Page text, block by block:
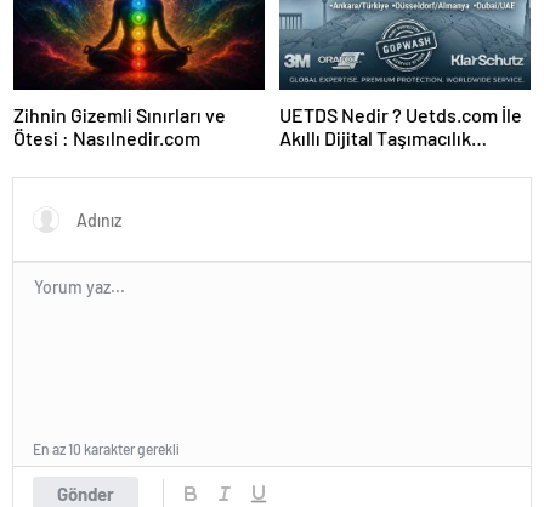
Zihnin Gizemli Sınırları ve
Ötesi : Nasılnedir.com
UETDS Nedir ? Uetds.com İle
Akıllı Dijital Taşımacılık
Gönder
En az 10 karakter gerekli